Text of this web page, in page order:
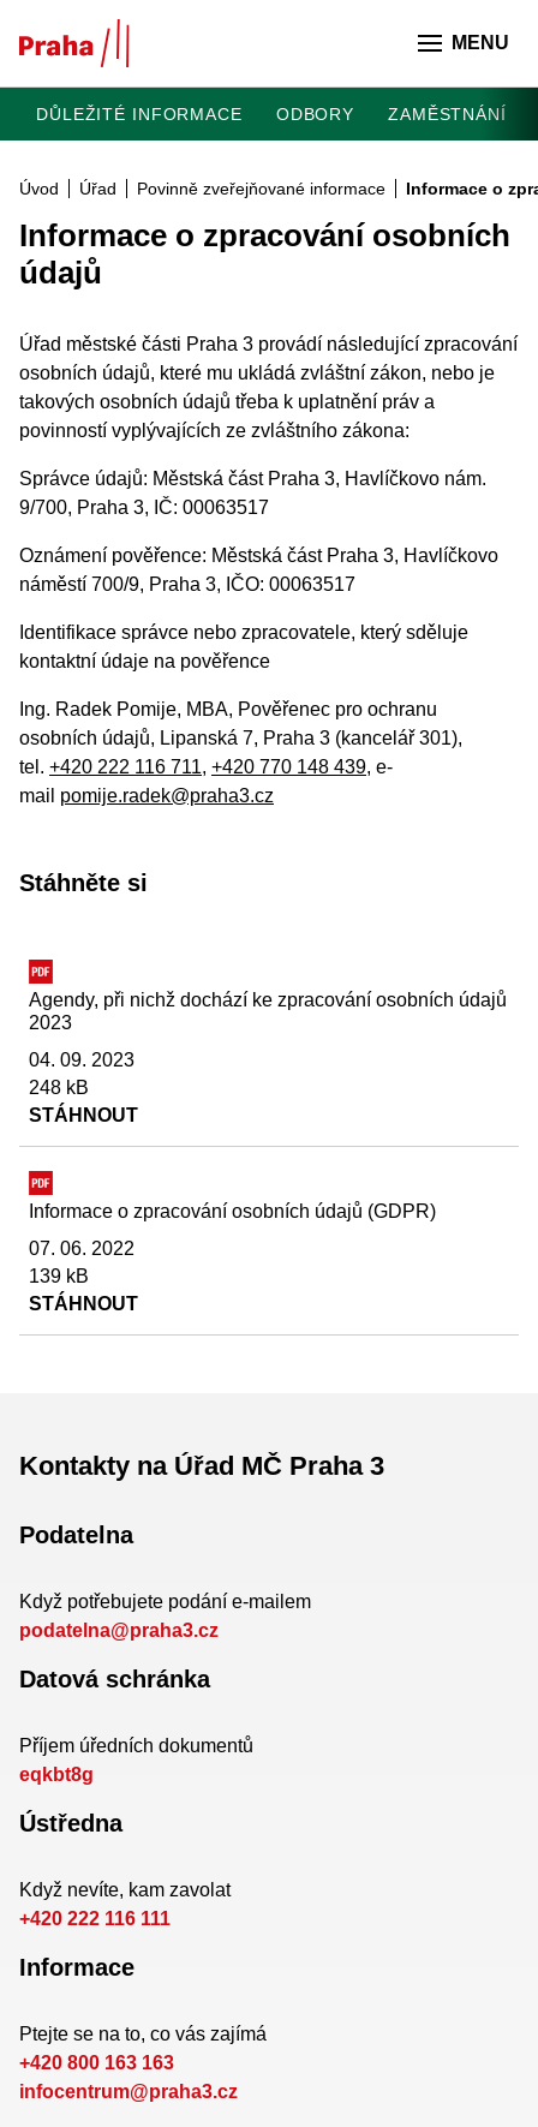
MENU
DŮLEŽITÉ INFORMACE ODBORY ZAMĚSTNÁNÍ
Úvod Úřad Povinně zveřejňované informace Informace o
Informace o zpracování osobních
údajů
Úřad městské části Praha 3 provádí následující zpracování
osobních údajů, které mu ukládá zvláštní zákon, nebo je
takových osobních údajů třeba k uplatnění práv a
povinností vyplývajících ze zvláštního zákona:
Správce údajů: Městská část Praha 3, Havlíčkovo nám.
9/700, Praha 3, IČ: 00063517
Oznámení pověřence: Městská část Praha 3, Havlíčkovo
náměstí 700/9, Praha 3, IČO: 00063517
Identifikace správce nebo zpracovatele, který sděluje
kontaktní údaje na pověřence
Ing. Radek Pomije, MBA, Pověřenec pro ochranu
osobních údajů, Lipanská 7, Praha 3 (kancelář 301),
tel. +420 222 116 711, +420 770 148 439, e-
mail pomije.radek@praha3.cz
Stáhněte si
Agendy, při nichž dochází ke zpracování osobních údajů
2023
04. 09. 2023
248 kB
STÁHNOUT
Informace o zpracování osobních údajů (GDPR)
07. 06. 2022
139 kB
STÁHNOUT
Kontakty na Úřad MČ Praha 3
Podatelna
Když potřebujete podání e-mailem
podatelna@praha3.cz
Datová schránka
Příjem úředních dokumentů
eqkbt8g
Ústředna
Když nevíte, kam zavolat
+420 222 116 111
Informace
Ptejte se na to, co vás zajímá
+420 800 163 163
infocentrum@praha3.cz